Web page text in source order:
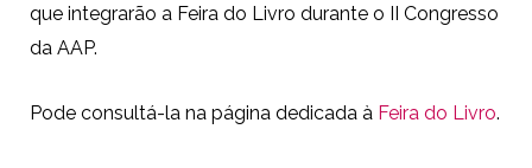
que integrarão a Feira do Livro durante o II Congresso
da AAP.
Pode consultá-la na página dedicada à Feira do Livro.